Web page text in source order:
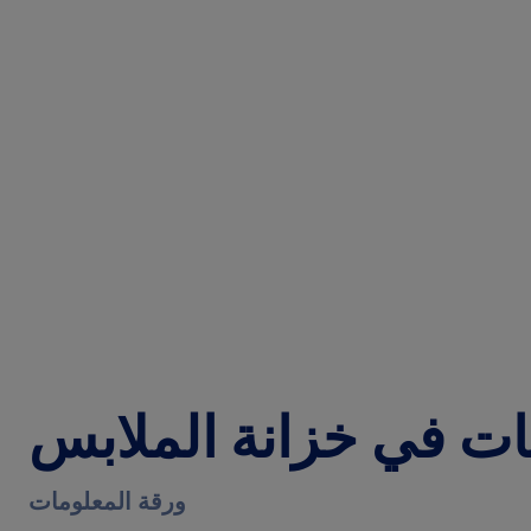
في خزانة الملابس
ورقة المعلومات